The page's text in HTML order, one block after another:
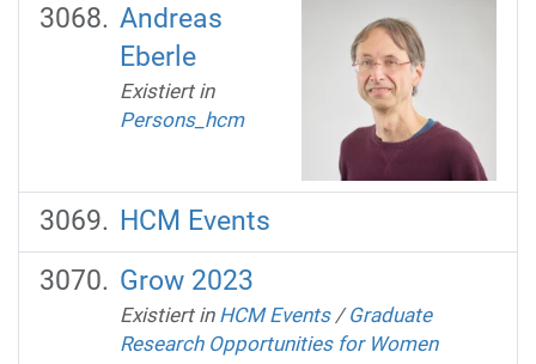
Andreas
Eberle
Existiert in
Persons_hcm
HCM Events
Grow 2023
Existiert in HCM Events /Graduate
Research Opportunities for Women